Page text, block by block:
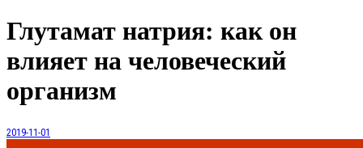
Глутамат натрия: как он
влияет на человеческий
организм
2019-11-01